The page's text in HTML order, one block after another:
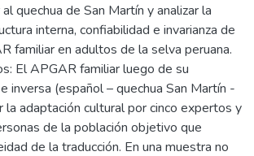
quechua de San Martín y analizar la
interna, confiabilidad e invarianza de
familiar en adultos de la selva peruana.
El APGAR familiar luego de su
inversa (español – quechua San Martín -
la adaptación cultural por cinco expertos y
de la población objetivo que
de la traducción. En una muestra no